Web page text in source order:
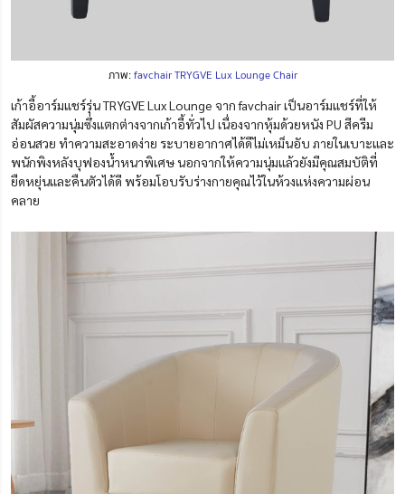
ภาพ:favchair TRYGVE Lux Lounge Chair
เก้าอี้อาร์มแชร์รุ่น TRYGVE Lux Lounge จาก favchair เป็นอาร์มแชร์ที่ให้
สัมผัสความนุ่มซึ่งแตกต่างจากเก้าอี้ทั่วไป เนื่องจากหุ้มด้วยหนัง PU สีครีม
อ่อนสวย ทำความสะอาดง่าย ระบายอากาศได้ดีไม่เหม็นอับ ภายในเบาะและ
พนักพิงหลังบุฟองน้ำหนาพิเศษ นอกจากให้ความนุ่มแล้วยังมีคุณสมบัติที่
ยืดหยุ่นและคืนตัวได้ดี พร้อมโอบรับร่างกายคุณไว้ในห้วงแห่งความผ่อน
คลาย